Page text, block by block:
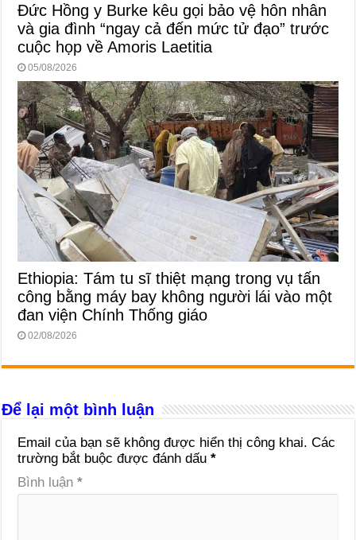
Đức Hồng y Burke kêu gọi bảo vệ hôn nhân
và gia đình “ngay cả đến mức tử đạo” trước
cuộc họp về Amoris Laetitia
05/08/2026
Ethiopia: Tám tu sĩ thiệt mạng trong vụ tấn
công bằng máy bay không người lái vào một
đan viện Chính Thống giáo
02/08/2026
Để lại một bình luận
Email của bạn sẽ không được hiển thị công khai. Các
trường bắt buộc được đánh dấu*
Bình luận*